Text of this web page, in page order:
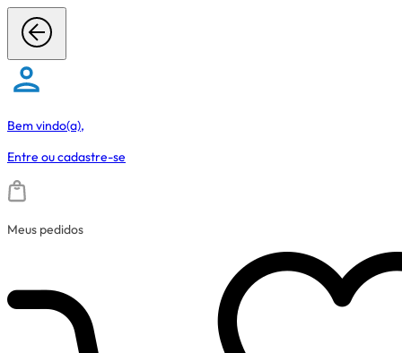
Bem vindo(a),
Entre oucadastre-se
Meus pedidos